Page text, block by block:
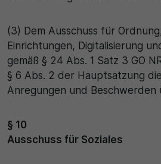
(3) Dem Ausschuss für
Einrichtungen, Digitalisierung
gemäß § 24 Abs. 1 Satz 3 GO
§ 6 Abs. 2 der Hauptsatzung
Anregungen und Beschwerden
§ 10
Ausschuss für Soziales